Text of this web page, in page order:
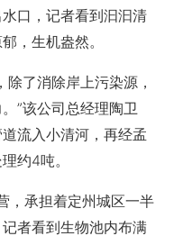
口，记者看到汩汩清
，生机盎然。
了消除岸上污染源，
”该公司总经理陶卫
流入小清河，再经孟
约4吨。
承担着定州城区一半
者看到生物池内布满